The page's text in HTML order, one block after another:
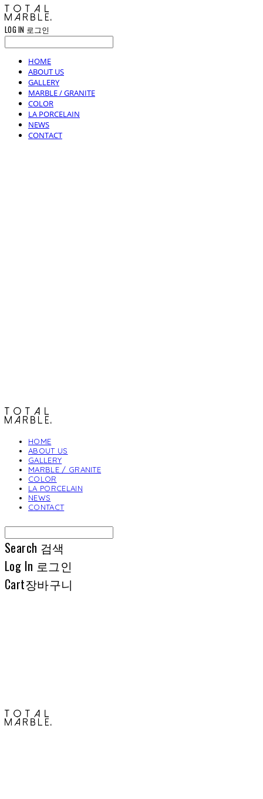
LOG IN 로그인
HOME
ABOUT US
GALLERY
MARBLE / GRANITE
COLOR
LA PORCELAIN
NEWS
CONTACT
HOME
ABOUT US
GALLERY
MARBLE / GRANITE
COLOR
LA PORCELAIN
NEWS
CONTACT
Search 검색
Log In 로그인
Cart장바구니